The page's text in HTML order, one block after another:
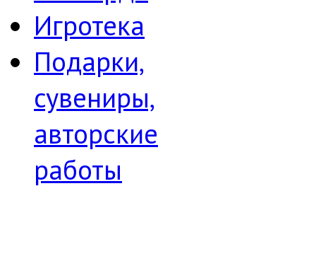
Игротека
Подарки,
сувениры,
авторские
работы